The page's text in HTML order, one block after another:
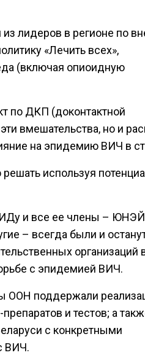
лидеров в регионе по
«Лечить всех»,
(включая опиоидную
по ДКП (доконтактной
вмешательства, но и
на эпидемию ВИЧ в
используя
и все ее члены –
– всегда были и
организаций
с эпидемией ВИЧ.
ООН поддержали
и тестов; a
с конкретными
ВИЧ.